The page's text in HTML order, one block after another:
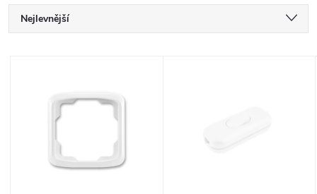
Ř
Nejlevnější
Abecedně